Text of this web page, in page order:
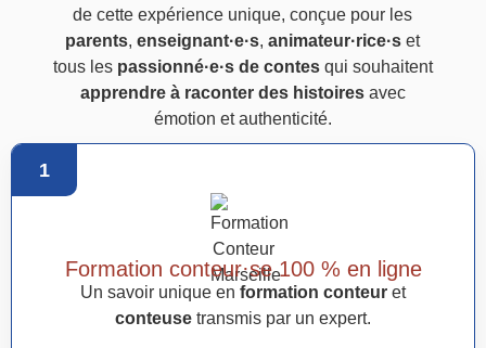
de cette expérience unique, conçue pour les
parents,enseignant·e·s,animateur·rice·s et
tous les passionné·e·s de contesqui souhaitent
apprendre à raconter des histoiresavec
émotion et authenticité.
1
Formation conteur·se 100 % en ligne
Un savoir unique en formation conteur et
conteuse transmis par un expert.